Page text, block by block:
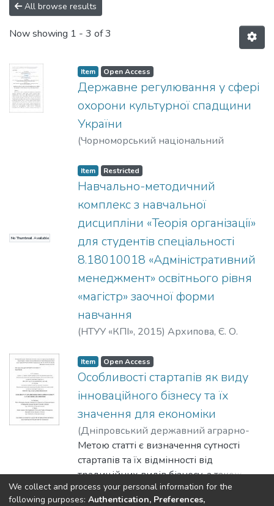
All browse results
Now showing 1 - 3 of 3
Item Open Access
Державне регулювання у сфері
охорони культурної спадщини
України
(Чорноморський національний
Архипова, Є. О.
No Thumbnail Available
Item Restricted
Навчально-методичний
комплекс з навчальної
дисципліни «Теорія організації»
для студентів спеціальності
8.18010018 «Адміністративний
менеджмент» освітнього рівня
«магістр» заочної форми
навчання
(НТУУ «КПІ», 2015) Архипова, Є. О.
Item Open Access
Особливості стартапів як виду
інноваційного бізнесу та їх
значення для економіки
(Дніпровський державний аграрно-
економічний університет,2025)
Архипова, Є. О.;Пилипів, І. В.
Метою статті є визначення сутності
стартапів та їх відмінності від
традиційних видів бізнесу, а також
окреслення впливу стартапів на
Show more
We collect and process your personal information for the
following purposes: Authentication, Preferences,